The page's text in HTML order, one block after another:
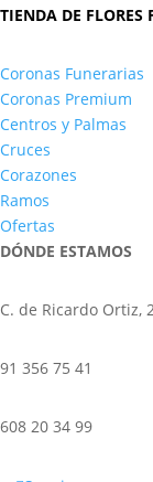
TIENDA DE FLORES
Coronas Funerarias
Coronas Premium
Centros y Palmas
Cruces
Corazones
Ramos
Ofertas
DÓNDE ESTAMOS
C. de Ricardo Ortiz,
91 356 75 41
608 20 34 99